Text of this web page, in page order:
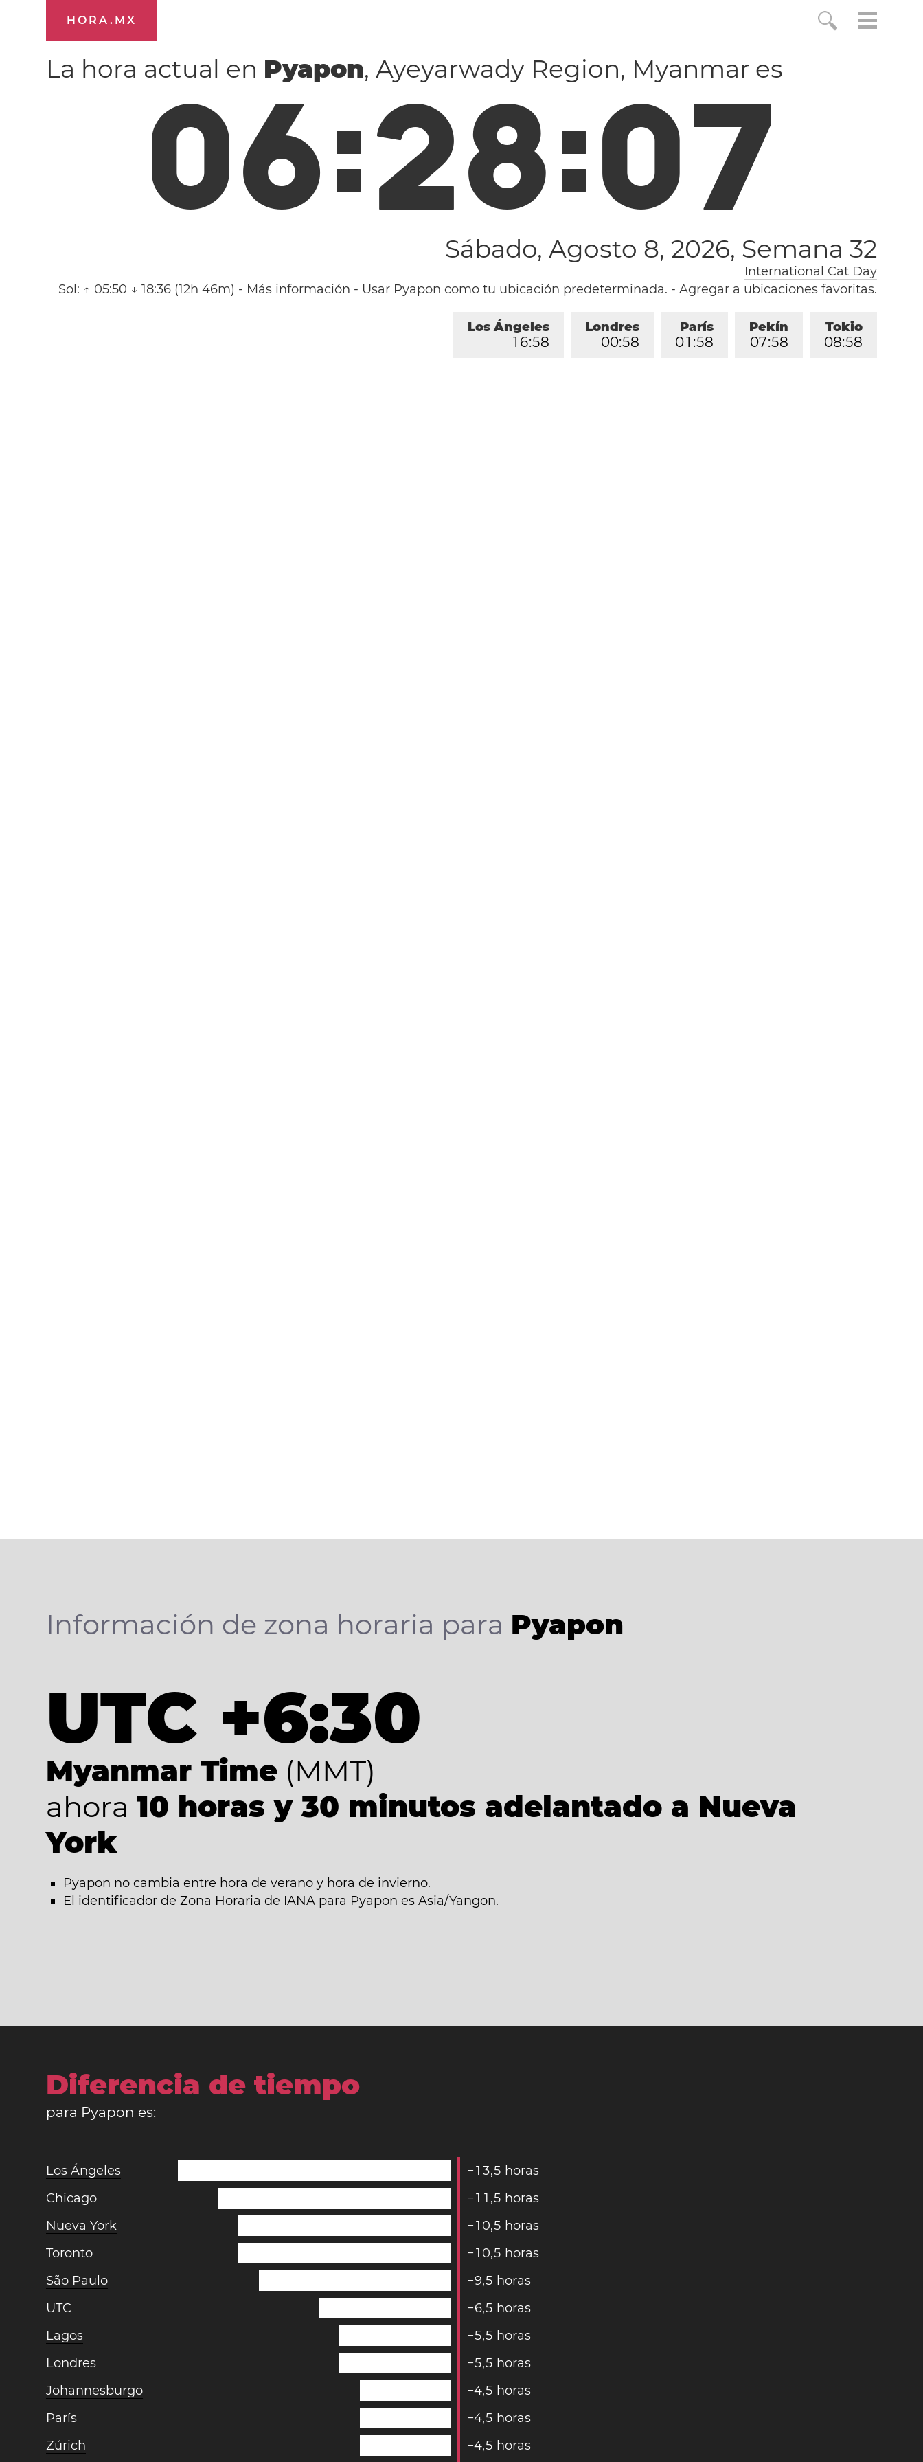
HORA.MX
La hora actual en Pyapon, Ayeyarwady Region, Myanmar es
06:28:08
Sábado, Agosto 8, 2026, Semana 32
International Cat Day
Sol: ↑ 05:50 ↓ 18:36 (12h 46m) - Más información - Usar Pyapon como tu ubicación predeterminada. - Agregar a ubicaciones favoritas.
Tokio
08:58
Pekín
07:58
París
01 :58
Londres
00:58
Los Ángeles
1 6:58
Información de zona horaria para Pyapon
UTC +6:30
Myanmar Time (MMT)
ahora 10 horas y 30 minutos adelantado a Nueva
York
Pyapon no cambia entre hora de verano y hora de invierno.
El identificador de Zona Horaria de IANA para Pyapon es Asia/Yangon.
Diferencia de tiempo
para Pyapon es:
Los Ángeles −1 3,5 horas
Chicago
−1 1 ,5 horas
Nueva York
−1 0,5 horas
Toronto
−1 0,5 horas
São Paulo
−9,5 horas
UTC
−6,5 horas
Lagos
−5,5 horas
Londres
−5,5 horas
Johannesburgo
−4,5 horas
París
−4,5 horas
Zúrich
−4,5 horas